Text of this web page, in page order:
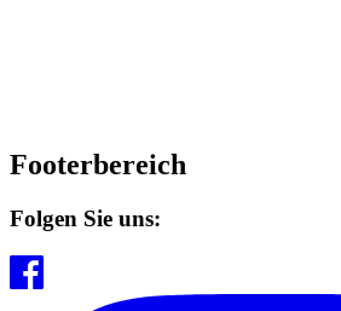
Footerbereich
Folgen Sie uns: